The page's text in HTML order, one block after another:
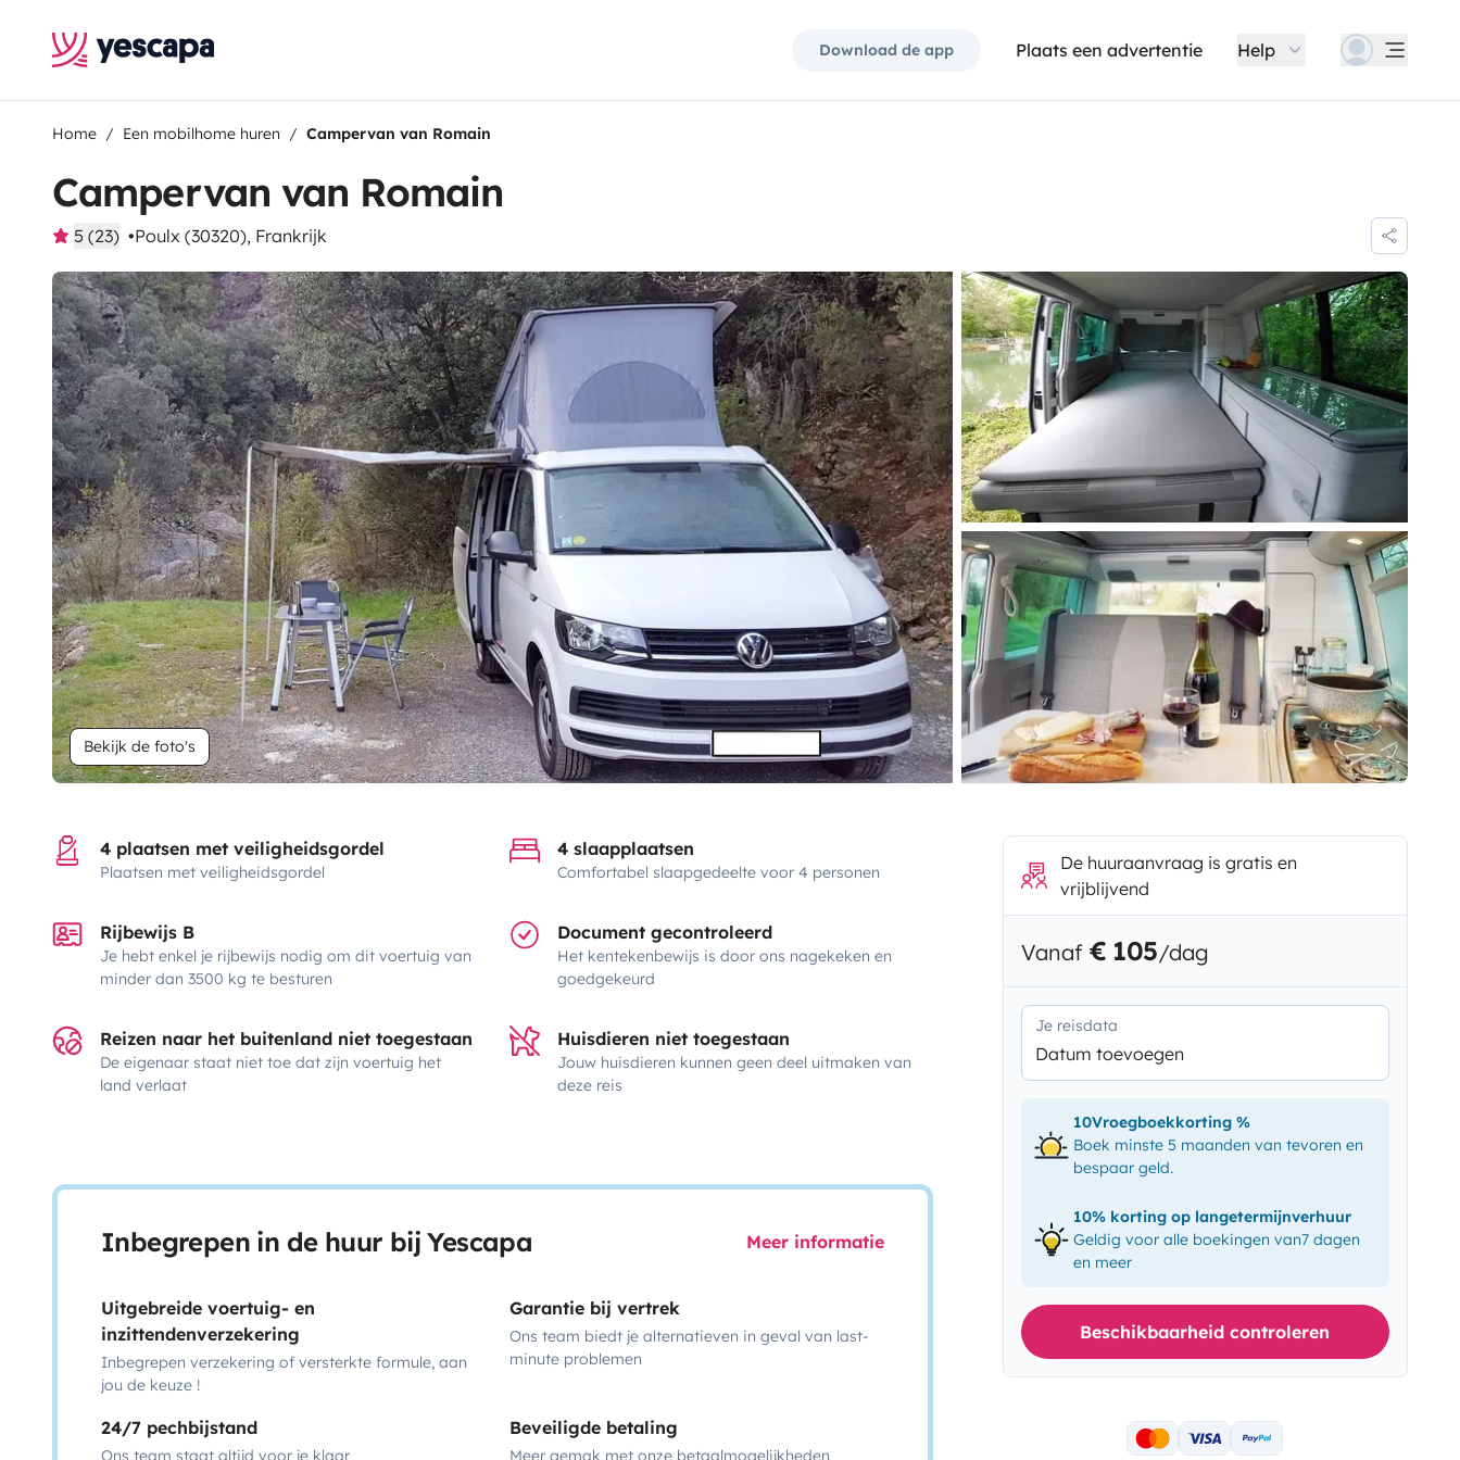
Download de app Plaats een advertentie Help
Home Een mobilhome huren Campervan van Romain
Campervan van Romain
5 (23) Poulx (30320), Frankrijk
Bekijk de foto's
4 plaatsen met veiligheidsgordel
Plaatsen met veiligheidsgordel
4 slaapplaatsen
Comfortabel slaapgedeelte voor 4 personen
Rijbewijs B
Je hebt enkel je rijbewijs nodig om dit voertuig van
minder dan 3500 kg te besturen
Document gecontroleerd
Het kentekenbewijs is door ons nagekeken en
goedgekeurd
Reizen naar het buitenland niet toegestaan
De eigenaar staat niet toe dat zijn voertuig het
land verlaat
Huisdieren niet toegestaan
Jouw huisdieren kunnen geen deel uitmaken van
deze reis
Inbegrepen in de huur bij Yescapa Meer informatie
Uitgebreide voertuig- en
inzittendenverzekering
Inbegrepen verzekering of versterkte formule, aan
jou de keuze !
Garantie bij vertrek
Ons team biedt je alternatieven in geval van last-
minute problemen
24/7 pechbijstand
Ons team staat altijd voor je klaar
Beveiligde betaling
Meer gemak met onze betaalmogelijkheden
De huuraanvraag is gratis en
vrijblijvend
Vanaf € 105/dag
Je reisdata
Datum toevoegen
10Vroegboekkorting %
Boek minste 5 maanden van tevoren en
bespaar geld.
10% korting op langetermijnverhuur
Geldig voor alle boekingen van7 dagen
en meer
Beschikbaarheid controleren